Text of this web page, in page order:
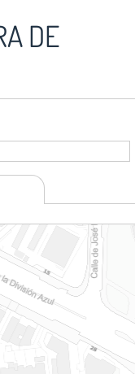
DE